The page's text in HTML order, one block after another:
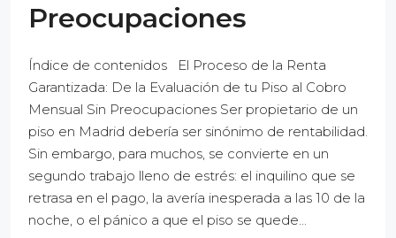
Preocupaciones
Índice de contenidos El Proceso de la Renta
Garantizada: De la Evaluación de tu Piso al Cobro
Mensual Sin Preocupaciones Ser propietario de un
piso en Madrid debería ser sinónimo de rentabilidad.
Sin embargo, para muchos, se convierte en un
segundo trabajo lleno de estrés: el inquilino que se
retrasa en el pago, la avería inesperada a las 10 de la
noche, o el pánico a que el piso se quede...